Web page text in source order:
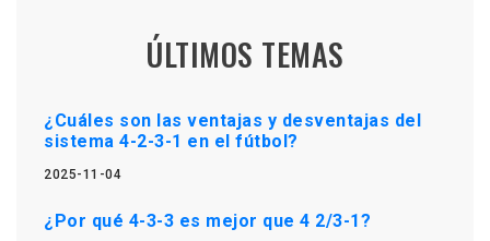
ÚLTIMOS TEMAS
¿Cuáles son las ventajas y desventajas del
sistema 4-2-3-1 en el fútbol?
2025-11-04
¿Por qué 4-3-3 es mejor que 4 2/3-1?